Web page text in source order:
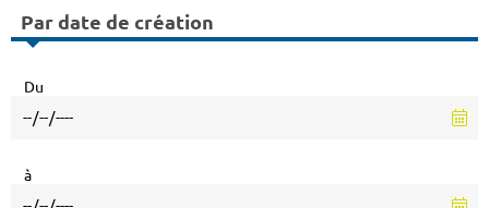
Par date de création
Du
à